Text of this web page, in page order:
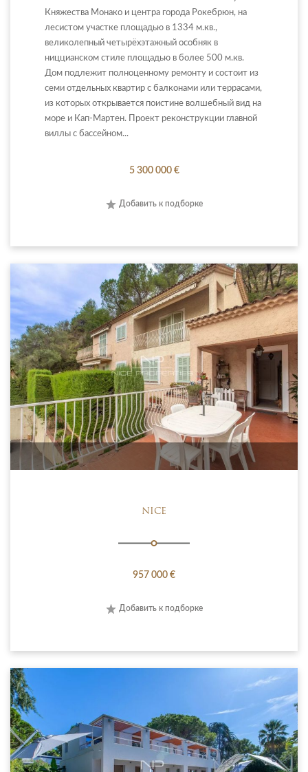
Княжества Монако и центра города Рокебрюн, на
лесистом участке площадью в 1334 м.кв.,
великолепный четырёхэтажный особняк в
ниццианском стиле площадью в более 500 м.кв.
Дом подлежит полноценному ремонту и состоит из
семи отдельных квартир с балконами или террасами,
из которых открывается поистине волшебный вид на
море и Кап-Мартен. Проект реконструкции главной
виллы с бассейном...
5 300 000 €
Добавить к подборке
NICE
957 000 €
Добавить к подборке